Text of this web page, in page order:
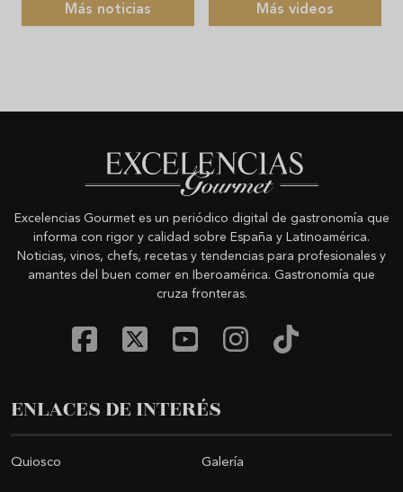
Más noticias Más videos
Excelencias Gourmet es un periódico digital de gastronomía que
informa con rigor y calidad sobre España y Latinoamérica.
Noticias, vinos, chefs, recetas y tendencias para profesionales y
amantes del buen comer en Iberoamérica. Gastronomía que
cruza fronteras.
ENLACES DE INTERÉS
Quiosco Galería